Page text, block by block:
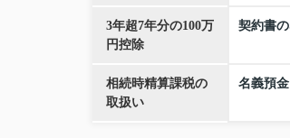
3年超7年分の100万
円控除
契約書
相続時精算課税の
取扱い
名義預